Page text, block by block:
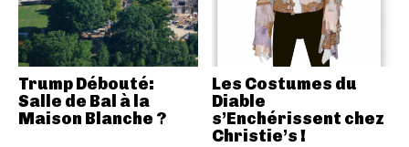
Trump Débouté:
Salle de Bal à la
Maison Blanche ?
Les Costumes du
Diable
s’Enchérissent chez
Christie’s !